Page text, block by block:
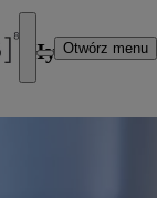
Otwórz menu
in Hybrid